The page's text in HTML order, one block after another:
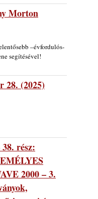
Morton
–évfordulós-
segítésével!
28. (2025)
rész:
2000 – 3.